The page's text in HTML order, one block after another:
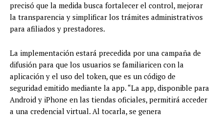
precisó que la medida busca fortalecer el control, mejorar
la transparencia y simplificar los trámites administrativos
para afiliados y prestadores.
La implementación estará precedida por una campaña de
difusión para que los usuarios se familiaricen con la
aplicación y el uso del token, que es un código de
seguridad emitido mediante la app. “La app, disponible para
Android y iPhone en las tiendas oficiales, permitirá acceder
a una credencial virtual. Al tocarla, se genera